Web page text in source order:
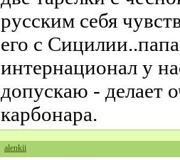
русским себя
его с
интернационал у
допускаю - делает
карбонара.
alenkii